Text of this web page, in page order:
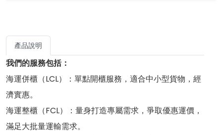
產品說明
我們的服務包括：
海運併櫃（LCL）：單點開櫃服務，適合中小型貨物，經
濟實惠。
海運整櫃（FCL）：量身打造專屬需求，爭取優惠運價，
滿足大批量運輸需求。